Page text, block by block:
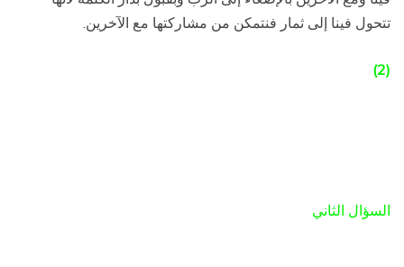
تتحول فينا إلى ثمار فنتمكن من مشاركتها مع الآخرين.
(2)
السؤال الثاني